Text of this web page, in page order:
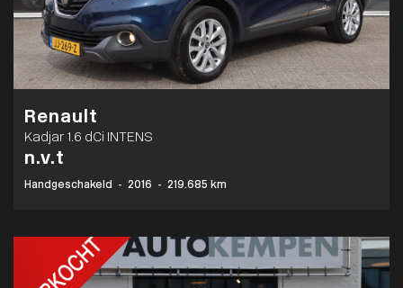
Renault
Kadjar 1.6 dCi INTENS
n.v.t
Handgeschakeld - 2016 - 219.685 km